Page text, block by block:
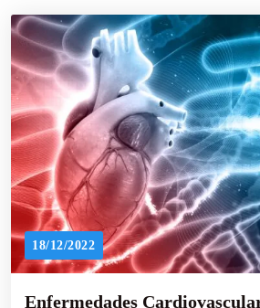
18/12/2022
Enfermedades